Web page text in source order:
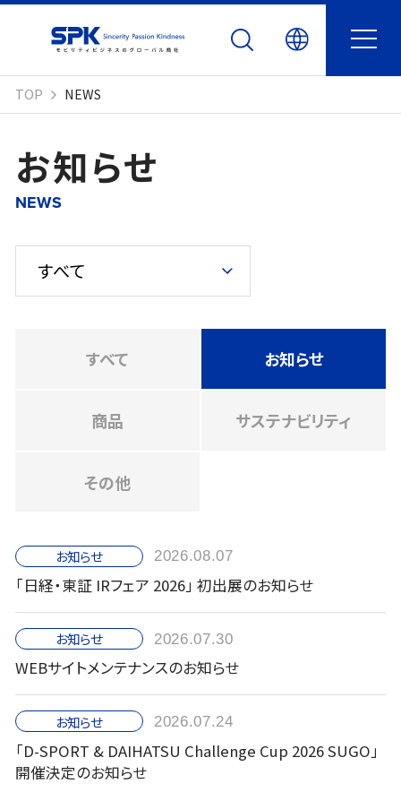
TOP NEWS
お知らせ
NEWS
すべて お知らせ
商品 サステナビリティ
その他
お知らせ 2026.08.07
「日経・東証 IRフェア 2026」 初出展のお知らせ
お知らせ 2026.07.30
WEBサイトメンテナンスのお知らせ
お知らせ 2026.07.24
「D-SPORT & DAIHATSU Challenge Cup 2026 SUGO」
開催決定のお知らせ